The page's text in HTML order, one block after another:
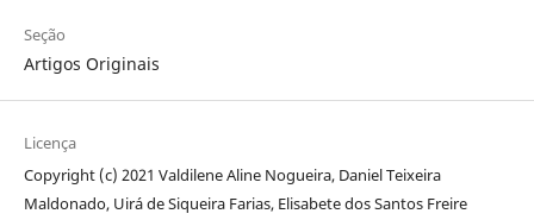
Seção
Artigos Originais
Licença
Copyright (c) 2021 Valdilene Aline Nogueira, Daniel Teixeira
Maldonado, Uirá de Siqueira Farias, Elisabete dos Santos Freire